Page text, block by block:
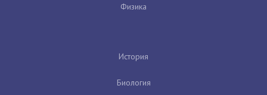
Физика
История
Биология